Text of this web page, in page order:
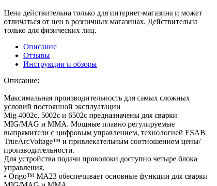
Цена действительна только для интернет-магазина и может
отличаться от цен в розничных магазинах. Действительна
только для физических лиц.
Описание
Отзывы
Инструкции и обзоры
Описание:
Максимальная производительность для самых сложных
условий постоянной эксплуатации
Mig 4002c, 5002c и 6502c предназначены для сварки
MIG/MAG и MMA. Мощные плавно регулируемые
выпрямители с цифровым управлением, технологией ESAB
TrueArcVoltage™ и привлекательным соотношением цены/
производительности.
Для устройства подачи проволоки доступно четыре блока
управления.
• Origo™ MA23 обеспечивает основные функции для сварки